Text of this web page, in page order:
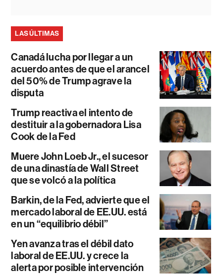
LAS ÚLTIMAS
Canadá lucha por llegar a un
acuerdo antes de que el arancel
del 50% de Trump agrave la
disputa
Trump reactiva el intento de
destituir a la gobernadora Lisa
Cook de la Fed
Muere John Loeb Jr., el sucesor
de una dinastía de Wall Street
que se volcó a la política
Barkin, de la Fed, advierte que el
mercado laboral de EE.UU. está
en un “equilibrio débil”
Yen avanza tras el débil dato
laboral de EE.UU. y crece la
alerta por posible intervención